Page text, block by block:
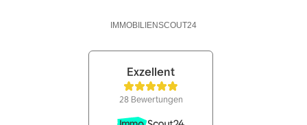
IMMOBILIENSCOUT24